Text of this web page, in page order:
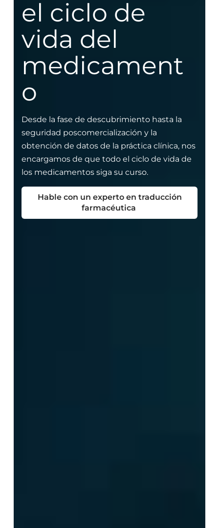
el ciclo de
vida del
medicament
o
Desde la fase de descubrimiento hasta la
seguridad poscomercialización y la
obtención de datos de la práctica clínica, nos
encargamos de que todo el ciclo de vida de
los medicamentos siga su curso.
Hable con un experto en traducción
farmacéutica